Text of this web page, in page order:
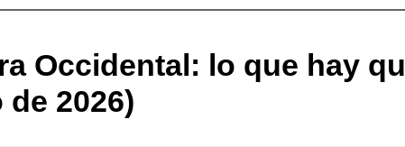
Occidental: lo que hay
de 2026)